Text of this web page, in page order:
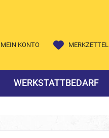
MERKZETTEL
MEIN KONTO
WERKSTATTBEDARF